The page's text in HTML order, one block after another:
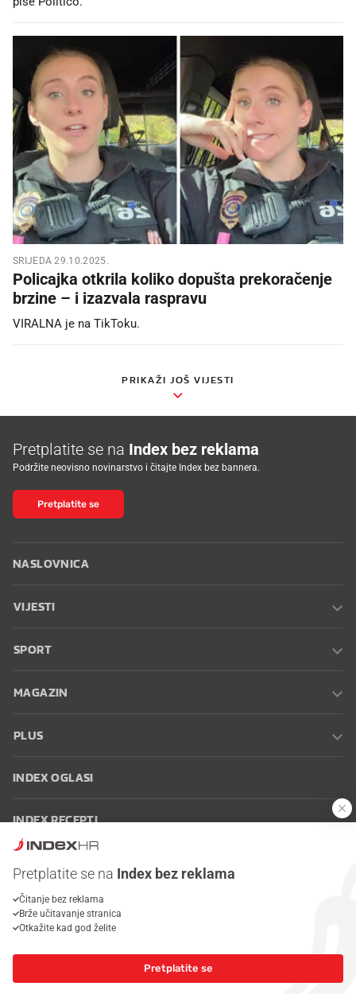
SRIJEDA 29.10.2025.
Policajka otkrila koliko dopušta prekoračenje
brzine – i izazvala raspravu
VIRALNA je na TikToku.
PRIKAŽI JOŠ VIJESTI
Pretplatite se na Index bez reklama
Podržite neovisno novinarstvo i čitajte Index bez bannera.
Pretplatite se
NASLOVNICA
VIJESTI
SPORT
MAGAZIN
PLUS
INDEX OGLASI
INDEX RECEPTI
Oglašavanje Zaposli se na Indexu
korištenja
Postavke kolačića
© 2026 Index
Pretplatite se na Index bez reklama
Čitanje bez reklama
Brže učitavanje stranica
Otkažite kad god želite
Pretplatite se